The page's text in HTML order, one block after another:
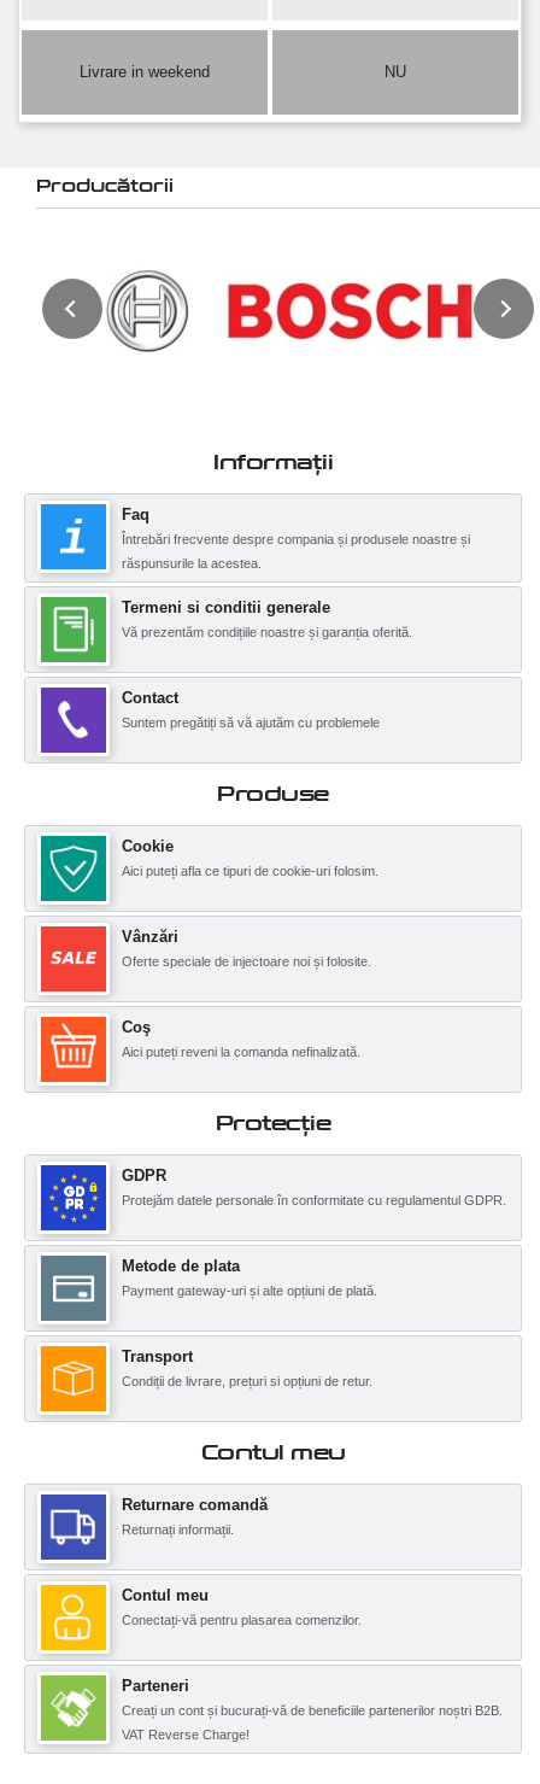
Livrare in weekend NU
Producătorii
Informații
Faq
Întrebări frecvente despre compania și produsele noastre și
răspunsurile la acestea.
Termeni si conditii generale
Vă prezentăm condițiile noastre și garanția oferită.
Contact
Suntem pregătiți să vă ajutăm cu problemele
Produse
Cookie
Aici puteți afla ce tipuri de cookie-uri folosim.
Vânzări
Oferte speciale de injectoare noi și folosite.
Coş
Aici puteți reveni la comanda nefinalizată.
Protecţie
GDPR
Protejăm datele personale în conformitate cu regulamentul GDPR.
Metode de plata
Payment gateway-uri și alte opțiuni de plată.
Transport
Condiții de livrare, prețuri si opțiuni de retur.
Contul meu
Returnare comandă
Returnați informații.
Contul meu
Conectați-vă pentru plasarea comenzilor.
Parteneri
Creați un cont și bucurați-vă de beneficiile partenerilor noștri B2B.
VAT Reverse Charge!